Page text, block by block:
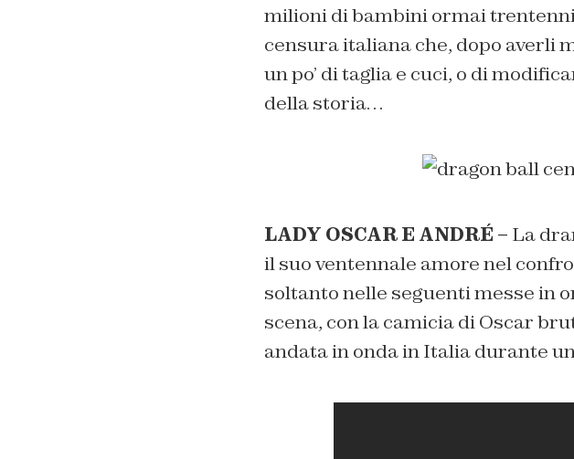
milioni di bambini ormai
censura italiana che, dopo averli
un po’ di taglia e cuci, o di
della storia…
LADY OSCAR E ANDRÉ – La
il suo ventennale amore nel
soltanto nelle seguenti messe in
scena, con la camicia di Oscar
andata in onda in Italia durante